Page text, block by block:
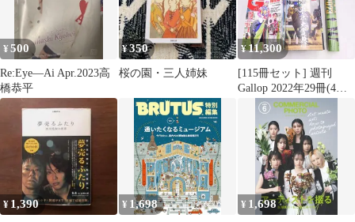
¥500
Re:Eye―Ai Apr.2023高
橋恭平
¥350
桜の園・三人姉妹
¥11,300
[115冊セット] 週刊
Gallop 2022年29冊(4～
12月) / 2023年43冊(1～
12月) / 2024年40冊(1～
12月) / 2025年2冊(6月) /
2026年1冊(3/29) おまけ
¥ 1,390 ¥ 1,698 ¥ 1,698